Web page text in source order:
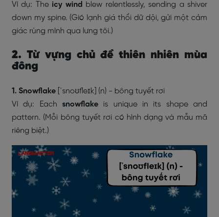
Ví dụ: The icy wind blew relentlessly, sending a shiver
down my spine. (Gió lạnh giá thổi dữ dội, gửi một cảm
giác rùng mình qua lưng tôi.)
2. Từ vựng chủ đề thiên nhiên mùa
đông
1. Snowflake [ˈsnoʊfleɪk] (n) - bông tuyết rơi
Ví dụ: Each snowflake is unique in its shape and
pattern. (Mỗi bông tuyết rơi có hình dạng và mẫu mã
riêng biệt.)